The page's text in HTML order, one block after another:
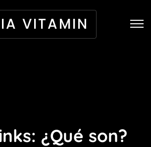
VITAMIN
¿Qué son?